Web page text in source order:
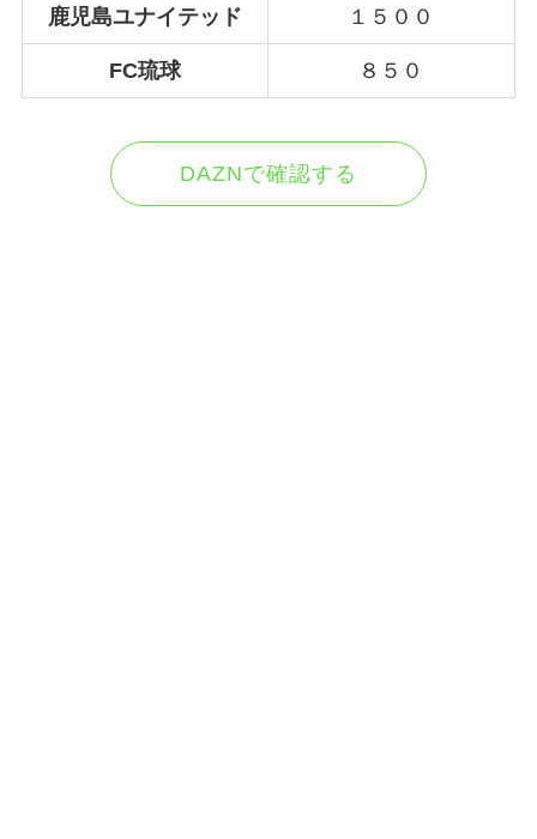
鹿児島ユナイテッド １５００
FC琉球 ８５０
DAZNで確認する